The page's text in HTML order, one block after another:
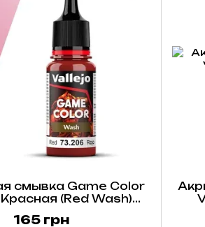
смывка Game Color
(Red Wash)
165 грн